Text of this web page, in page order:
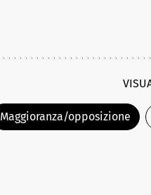
Maggioranza/opposizione